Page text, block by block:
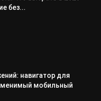
без...
навигатор для
мобильный